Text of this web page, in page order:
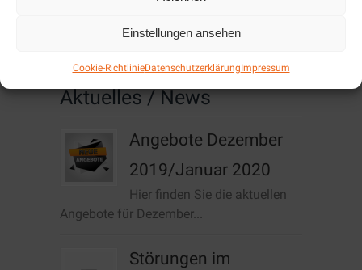
Einstellungen ansehen
Cookie-RichtlinieDatenschutzerklärungImpressum
Cookie-Richtlinie (EU)
Aktuelles / News
Angebote Dezember
2019/Januar 2020
Hier finden Sie die aktuellen
Angebote für Dezember...
Störungen im